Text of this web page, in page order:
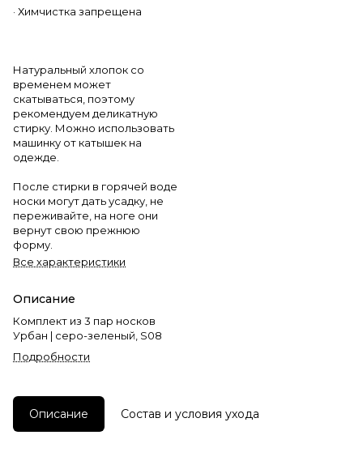
· Химчистка запрещена
Натуральный хлопок со
временем может
скатываться, поэтому
рекомендуем деликатную
стирку. Можно использовать
машинку от катышек на
одежде.
После стирки в горячей воде
носки могут дать усадку, не
переживайте, на ноге они
вернут свою прежнюю
форму.
Все характеристики
Описание
Комплект из 3 пар носков
Урбан | серо-зеленый, S08
Подробности
Описание Состав и условия ухода